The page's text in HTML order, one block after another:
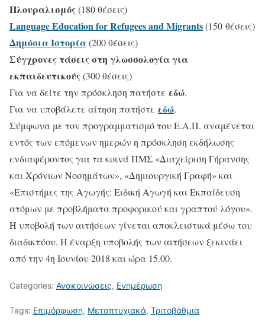
Πλουραλισμός(180 θέσεις)
Language Education for Refugees and Migrants(150 θέσεις)
Δημόσια Ιστορία(200 θέσεις)
Σύγχρονες τάσεις στη γλωσσολογία για
εκπαιδευτικούς(300 θέσεις)
Για να δείτε την πρόσκληση πατήστε εδώ.
Για να υποβάλετε αίτηση πατήστε εδώ.
Σύμφωνα με τον προγραμματισμό του Ε.Α.Π. αναμένεται
εντός των επόμενων ημερών η πρόσκληση εκδήλωσης
ενδιαφέροντος για τα κοινά ΠΜΣ «Διαχείριση Γήρανσης
και Χρόνιων Νοσημάτων», «Δημιουργική Γραφή» και
«Επιστήμες της Αγωγής: Ειδική Αγωγή και Εκπαίδευση
ατόμων με προβλήματα προφορικού και γραπτού λόγου».
Η υποβολή των αιτήσεων γίνεται αποκλειστικά μέσω του
διαδικτύου. Η έναρξη υποβολής των αιτήσεων ξεκινάει
από την 4η Ιουνίου 2018 και ώρα 15.00.
Categories: Ανακοινώσεις, Ενημέρωση
Tags: Επιμόρφωση, Μεταπτυχιακά, Τριτοβάθμια